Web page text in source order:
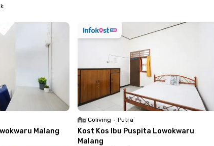
Malang
Coliving • Putra
Kost Kos Ibu Puspita Lowokwaru
Malang